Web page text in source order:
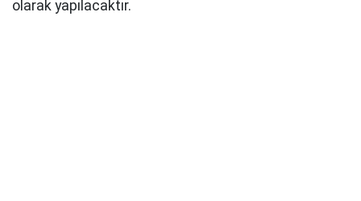
olarak yapılacaktır.